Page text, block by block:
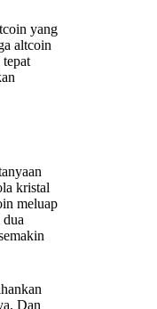
yang
altcoin
kristal
meluap
Dan